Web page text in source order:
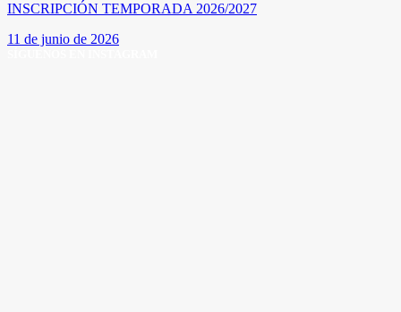
INSCRIPCIÓN TEMPORADA 2026/2027
11 de junio de 2026